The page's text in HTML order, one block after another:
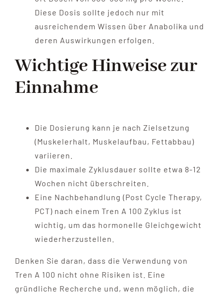
Diese Dosis sollte jedoch nur mit
ausreichendem Wissen über Anabolika und
deren Auswirkungen erfolgen.
Wichtige Hinweise zur
Einnahme
Die Dosierung kann je nach Zielsetzung
(Muskelerhalt, Muskelaufbau, Fettabbau)
variieren.
Die maximale Zyklusdauer sollte etwa 8-12
Wochen nicht überschreiten.
Eine Nachbehandlung (Post Cycle Therapy,
PCT) nach einem Tren A 100 Zyklus ist
wichtig, um das hormonelle Gleichgewicht
wiederherzustellen.
Denken Sie daran, dass die Verwendung von
Tren A 100 nicht ohne Risiken ist. Eine
gründliche Recherche und, wenn möglich, die